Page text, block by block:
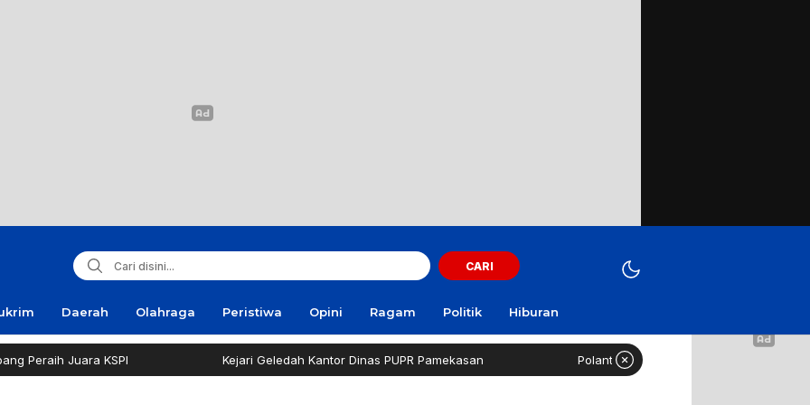
CARI
Daerah Olahraga Peristiwa Opini Ragam Politik Hiburan
Juara KSPI Kejari Geledah Kantor Dinas PUPR Pamekasan Polantas Sampang Imbau Latihan Gerak